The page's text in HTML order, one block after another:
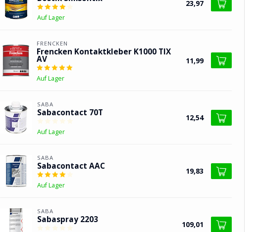
Auf Lager
23,97
FRENCKEN
Frencken Kontaktkleber K1000 TIX
AV
Auf Lager
11,99
SABA
Sabacontact 70T
Auf Lager
12,54
SABA
Sabacontact AAC
Auf Lager
19,83
SABA
Sabaspray 2203 109,01